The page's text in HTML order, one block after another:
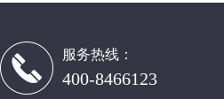
服务热线：
400-8466123